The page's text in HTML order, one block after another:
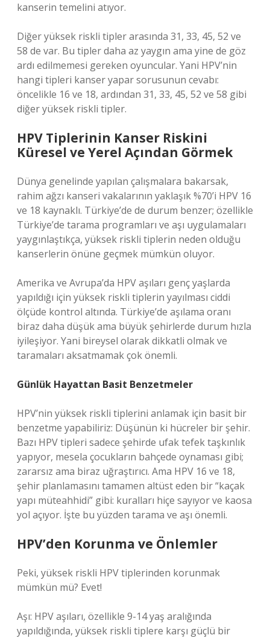
kanserin temelini atıyor.
Diğer yüksek riskli tipler arasında 31, 33, 45, 52 ve
58 de var. Bu tipler daha az yaygın ama yine de göz
ardı edilmemesi gereken oyuncular. Yani HPV’nin
hangi tipleri kanser yapar sorusunun cevabı:
öncelikle 16 ve 18, ardından 31, 33, 45, 52 ve 58 gibi
diğer yüksek riskli tipler.
HPV Tiplerinin Kanser Riskini
Küresel ve Yerel Açından Görmek
Dünya genelinde yapılan çalışmalara bakarsak,
rahim ağzı kanseri vakalarının yaklaşık %70’i HPV 16
ve 18 kaynaklı. Türkiye’de de durum benzer; özellikle
Türkiye’de tarama programları ve aşı uygulamaları
yaygınlaştıkça, yüksek riskli tiplerin neden olduğu
kanserlerin önüne geçmek mümkün oluyor.
Amerika ve Avrupa’da HPV aşıları genç yaşlarda
yapıldığı için yüksek riskli tiplerin yayılması ciddi
ölçüde kontrol altında. Türkiye’de aşılama oranı
biraz daha düşük ama büyük şehirlerde durum hızla
iyileşiyor. Yani bireysel olarak dikkatli olmak ve
taramaları aksatmamak çok önemli.
Günlük Hayattan Basit Benzetmeler
HPV’nin yüksek riskli tiplerini anlamak için basit bir
benzetme yapabiliriz: Düşünün ki hücreler bir şehir.
Bazı HPV tipleri sadece şehirde ufak tefek taşkınlık
yapıyor, mesela çocukların bahçede oynaması gibi;
zararsız ama biraz uğraştırıcı. Ama HPV 16 ve 18,
şehir planlamasını tamamen altüst eden bir “kaçak
yapı müteahhidi” gibi: kuralları hiçe sayıyor ve kaosa
yol açıyor. İşte bu yüzden tarama ve aşı önemli.
HPV’den Korunma ve Önlemler
Peki, yüksek riskli HPV tiplerinden korunmak
mümkün mü? Evet!
Aşı: HPV aşıları, özellikle 9-14 yaş aralığında
yapıldığında, yüksek riskli tiplere karşı güçlü bir